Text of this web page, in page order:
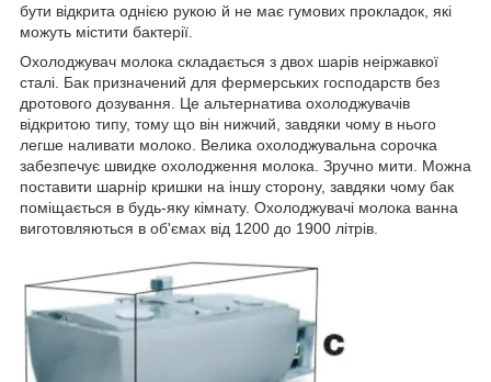
бути відкрита однією рукою й не має гумових прокладок, які
можуть містити бактерії.
Охолоджувач молока складається з двох шарів неіржавкої
сталі. Бак призначений для фермерських господарств без
дротового дозування.
Це альтернатива охолоджувачів
відкритою типу, тому що він нижчий, завдяки чому в нього
легше наливати молоко. Велика охолоджувальна сорочка
забезпечує швидке охолодження молока. Зручно мити
Можна
поставити шарнір кришки на іншу сторону, завдяки чому бак
поміщається в будь-яку кімнату. Охолоджувачі молока ванна
виготовляються в об'ємах від 1200 до 1900 літрів.